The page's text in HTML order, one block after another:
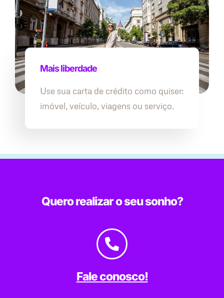
Mais liberdade
Use sua carta de crédito como quiser:
imóvel, veículo, viagens ou serviço.
Quero realizar o seu sonho?
Fale conosco!